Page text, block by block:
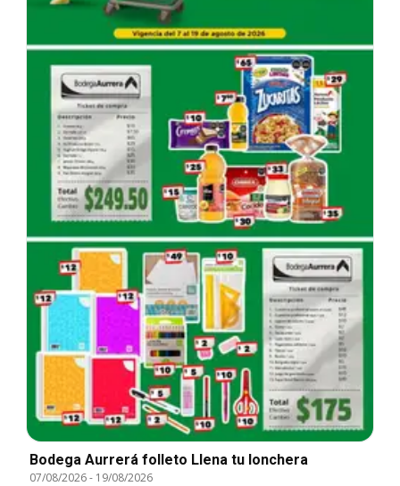
Bodega Aurrerá folleto Llena tu lonchera
07/08/2026- 19/08/2026